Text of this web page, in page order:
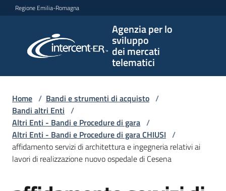
Vai al contenuto
Vai alla navigazione
Vai al footer
Regione Emilia-Romagna
Agenzia per lo
sviluppo
dei mercati
telematici
per lo
sviluppo
telematici
L'Agenzia
Bandi
Home / Bandi e strumenti di acquisto /
Bandi altri Enti /
Altri Enti - Bandi e Procedure di gara /
Altri Enti - Bandi e Procedure di gara CHIUSI /
affidamento servizi di architettura e ingegneria relativi ai
lavori di realizzazione nuovo ospedale di Cesena
Salta al contenuto